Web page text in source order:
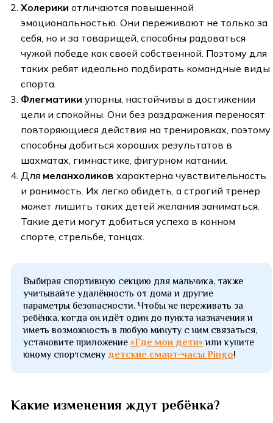
Холерики отличаются повышенной
эмоциональностью. Они переживают не только за
себя, но и за товарищей, способны радоваться
чужой победе как своей собственной. Поэтому для
таких ребят идеально подбирать командные виды
спорта.
Флегматики упорны, настойчивы в достижении
цели и спокойны. Они без раздражения переносят
повторяющиеся действия на тренировках, поэтому
способны добиться хороших результатов в
шахматах, гимнастике, фигурном катании.
Для меланхоликов характерна чувствительность
и ранимость. Их легко обидеть, а строгий тренер
может лишить таких детей желания заниматься.
Такие дети могут добиться успеха в конном
спорте, стрельбе, танцах.
Выбирая спортивную секцию для мальчика, также
учитывайте удалённость от дома и другие
параметры безопасности. Чтобы не переживать за
ребёнка, когда он идёт один до пункта назначения и
иметь возможность в любую минуту с ним связаться,
установите приложение «Где мои дети»или купите
юному спортсмену детские смарт-часы Pingo!
Какие изменения ждут ребёнка?